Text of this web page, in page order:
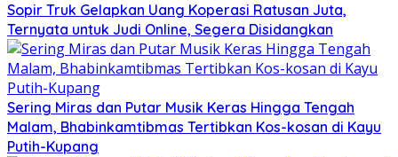
Sopir Truk Gelapkan Uang Koperasi Ratusan Juta,
Ternyata untuk Judi Online, Segera Disidangkan
Sering Miras dan Putar Musik Keras Hingga Tengah
Malam, Bhabinkamtibmas Tertibkan Kos-kosan di Kayu
Putih-Kupang